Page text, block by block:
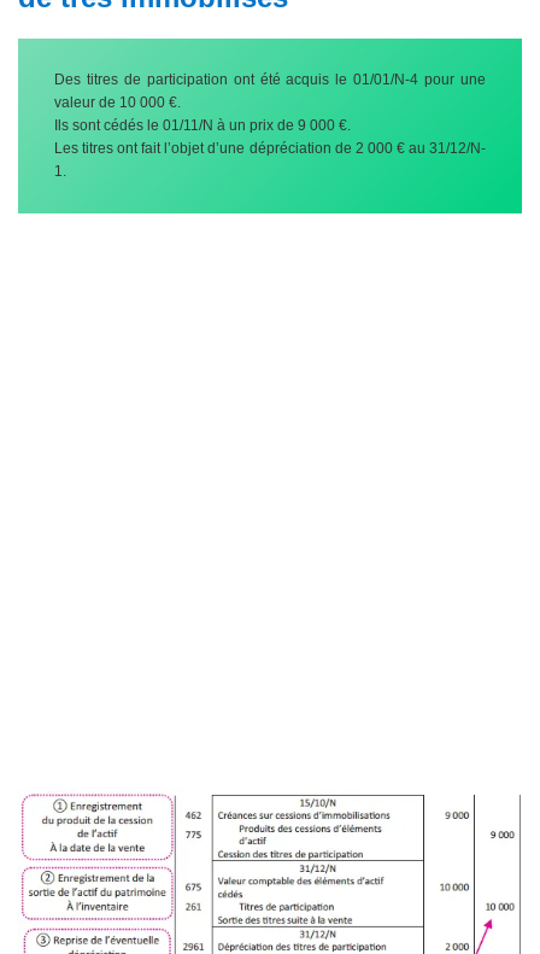
Des titres de participation ont été acquis le 01/01/N-4 pour une
valeur de 10 000 €.
Ils sont cédés le 01/11/N à un prix de 9 000 €.
Les titres ont fait l’objet d’une dépréciation de 2 000 € au 31/12/N-
1.